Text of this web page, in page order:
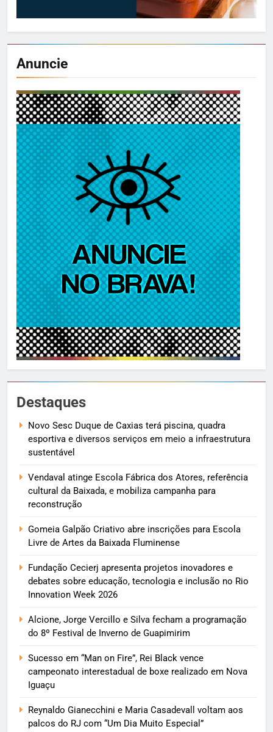
Anuncie
Destaques
Novo Sesc Duque de Caxias terá piscina, quadra
esportiva e diversos serviços em meio a infraestrutura
sustentável
Vendaval atinge Escola Fábrica dos Atores, referência
cultural da Baixada, e mobiliza campanha para
reconstrução
Gomeia Galpão Criativo abre inscrições para Escola
Livre de Artes da Baixada Fluminense
Fundação Cecierj apresenta projetos inovadores e
debates sobre educação, tecnologia e inclusão no Rio
Innovation Week 2026
Alcione, Jorge Vercillo e Silva fecham a programação
do 8º Festival de Inverno de Guapimirim
Sucesso em “Man on Fire”, Rei Black vence
campeonato interestadual de boxe realizado em Nova
Iguaçu
Reynaldo Gianecchini e Maria Casadevall voltam aos
palcos do RJ com “Um Dia Muito Especial”